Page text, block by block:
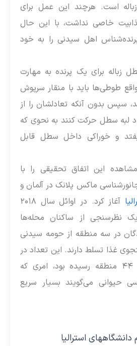
است. هرچند این عمل برای
خاصی نداشت، با این حال
اهل سیدنی را به خود
زباله برای یک پرنده به مهارت
طوطی‌ها باید با منقار سرپوش
سپس بدون آنکه تعادلشان را از
لبه سطل حرکت کنند به نحوی که
و خوراکی داخل سطل قابل
این اتفاق تحقیقی را با
ماکس پلانک در آلمان و
آغاز کرد. در اوائل سال ۲۰۱۸
نظرسنجی از ساکنان محله‌ها
در سه منطقه از حومه سیدنی
غذا تسلط دارند. این تعداد در
پایان سال ۲۰۱۹ به ۴۴ منطقه رسیده بود، امری که
حیوانی می‌گویند بسیار سریع
استرالیا